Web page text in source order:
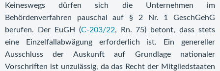
Keineswegs dürfen sich die Unternehmen im
Behördenverfahren pauschal auf § 2 Nr. 1 GeschGehG
berufen. Der EuGH (C-203/22, Rn. 75) betont, dass stets
eine Einzelfallabwägung erforderlich ist. Ein genereller
Ausschluss der Auskunft auf Grundlage nationaler
Vorschriften ist unzulässig, da das Recht der Mitgliedstaaten